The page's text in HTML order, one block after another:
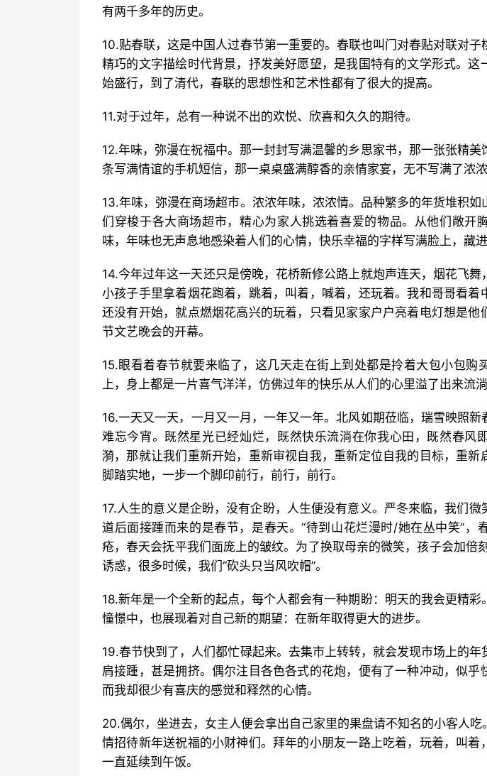
有两千多年的历史。
10.贴春联，这是中国人过春节第一重要的。春联也叫门对春贴对联对
精巧的文字描绘时代背景，抒发美好愿望，是我国特有的文学形式。这
始盛行，到了清代，春联的思想性和艺术性都有了很大的提高。
11.对于过年，总有一种说不出的欢悦、欣喜和久久的期待。
12.年味，弥漫在祝福中。那一封封写满温馨的乡思家书，那一张张精
条写满情谊的手机短信，那一桌桌盛满醇香的亲情家宴，无不写满了浓浓
13.年味，弥漫在商场超市。浓浓年味，浓浓情。品种繁多的年货堆积
们穿梭于各大商场超市，精心为家人挑选着喜爱的物品。从他们敞开
味，年味也无声息地感染着人们的心情，快乐幸福的字样写满脸上，藏进
14.今年过年这一天还只是傍晚，花桥新修公路上就炮声连天，烟花飞舞
小孩子手里拿着烟花跑着，跳着，叫着，喊着，还玩着。我和哥哥看着
还没有开始，就点燃烟花高兴的玩着，只看见家家户户亮着电灯想是他
节文艺晚会的开幕。
15.眼看着春节就要来临了，这几天走在街上到处都是拎着大包小包购
上，身上都是一片喜气洋洋，仿佛过年的快乐从人们的心里溢了出来流淌
16.一天又一天，一月又一月，一年又一年。北风如期莅临，瑞雪映照
难忘今宵。既然星光已经灿烂，既然快乐流淌在你我心田，既然春风
漪，那就让我们重新开始，重新审视自我，重新定位自我的目标，重新
脚踏实地，一步一个脚印前行，前行，前行。
17.人生的意义是企盼，没有企盼，人生便没有意义。严冬来临，我们微
道后面接踵而来的是春节，是春天。“待到山花烂漫时/她在丛中笑”，
疮，春天会抚平我们面庞上的皱纹。为了换取母亲的微笑，孩子会加倍
诱惑，很多时候，我们“砍头只当风吹帽”。
18.新年是一个全新的起点，每个人都会有一种期盼：明天的我会更精
憧憬中，也展现着对自己新的期望：在新年取得更大的进步。
19.春节快到了，人们都忙碌起来。去集市上转转，就会发现市场上的
肩接踵，甚是拥挤。偶尔注目各色各式的花炮，便有了一种冲动，似乎
而我却很少有喜庆的感觉和释然的心情。
20.偶尔，坐进去，女主人便会拿出自己家里的果盘请不知名的小客人
情招待新年送祝福的小财神们。拜年的小朋友一路上吃着，玩着，叫着
一直延续到午饭。